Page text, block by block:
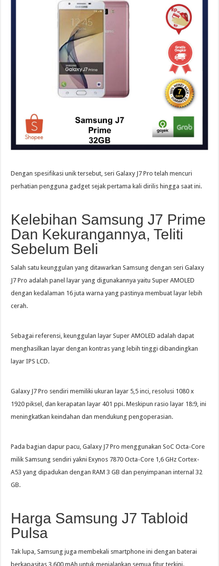
Dengan spesifikasi unik tersebut, seri Galaxy J7 Pro telah mencuri
perhatian pengguna gadget sejak pertama kali dirilis hingga saat ini.
Kelebihan Samsung J7 Prime
Dan Kekurangannya, Teliti
Sebelum Beli
Salah satu keunggulan yang ditawarkan Samsung dengan seri Galaxy
J7 Pro adalah panel layar yang digunakannya yaitu Super AMOLED
dengan kedalaman 16 juta warna yang pastinya membuat layar lebih
cerah.
Sebagai referensi, keunggulan layar Super AMOLED adalah dapat
menghasilkan layar dengan kontras yang lebih tinggi dibandingkan
layar IPS LCD.
Galaxy J7 Pro sendiri memiliki ukuran layar 5,5 inci, resolusi 1080 x
1920 piksel, dan kerapatan layar 401 ppi. Meskipun rasio layar 18:9, ini
meningkatkan keindahan dan mendukung pengoperasian.
Pada bagian dapur pacu, Galaxy J7 Pro menggunakan SoC Octa-Core
milik Samsung sendiri yakni Exynos 7870 Octa-Core 1,6 GHz Cortex-
A53 yang dipadukan dengan RAM 3 GB dan penyimpanan internal 32
GB.
Harga Samsung J7 Tabloid
Pulsa
Tak lupa, Samsung juga membekali smartphone ini dengan baterai
berkapasitas 3.600 mAh untuk menjalankan semua fitur terkini.